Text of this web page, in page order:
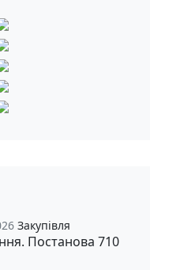
Закупівля
Постанова 710